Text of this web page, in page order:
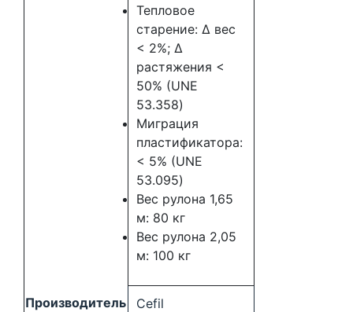
Тепловое
старение: Δ вес
< 2%; Δ
растяжения <
50% (UNE
53.358)
Миграция
пластификатора:
< 5% (UNE
53.095)
Вес рулона 1,65
м: 80 кг
Вес рулона 2,05
м: 100 кг
Производитель
Cefil